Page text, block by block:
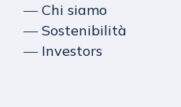
― Chi siamo
― Sostenibilità
― Investors